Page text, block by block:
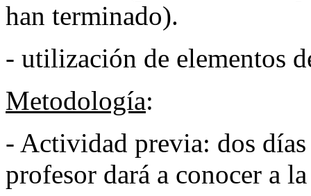
han terminado).
- utilización de elementos
Metodología:
- Actividad previa: dos
profesor dará a conocer a